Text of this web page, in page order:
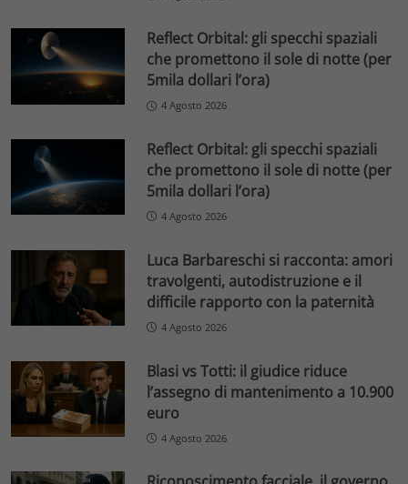
Reflect Orbital: gli specchi spaziali
che promettono il sole di notte (per
5mila dollari l’ora)
4 Agosto 2026
Reflect Orbital: gli specchi spaziali
che promettono il sole di notte (per
5mila dollari l’ora)
4 Agosto 2026
Luca Barbareschi si racconta: amori
travolgenti, autodistruzione e il
difficile rapporto con la paternità
4 Agosto 2026
Blasi vs Totti: il giudice riduce
l’assegno di mantenimento a 10.900
euro
4 Agosto 2026